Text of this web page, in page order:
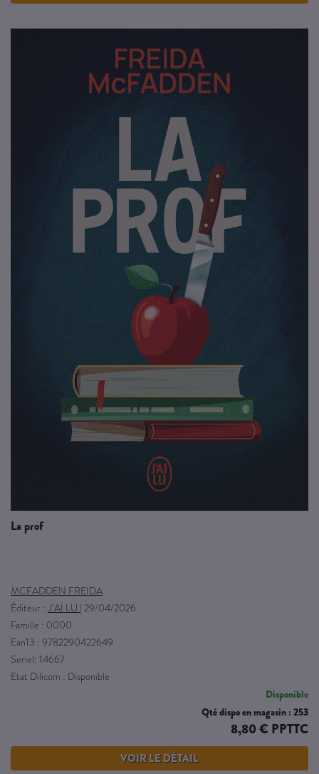
la prof
MCFADDEN FREIDA
Éditeur : J´AI LU | 29/04/2026
Famille : 0000
Ean13 : 9782290422649
Seriel: 14667
Etat Dilicom : Disponible
Disponible
Qté dispo en magasin : 253
8,80 € PPTTC
VOIR LE DÉTAIL